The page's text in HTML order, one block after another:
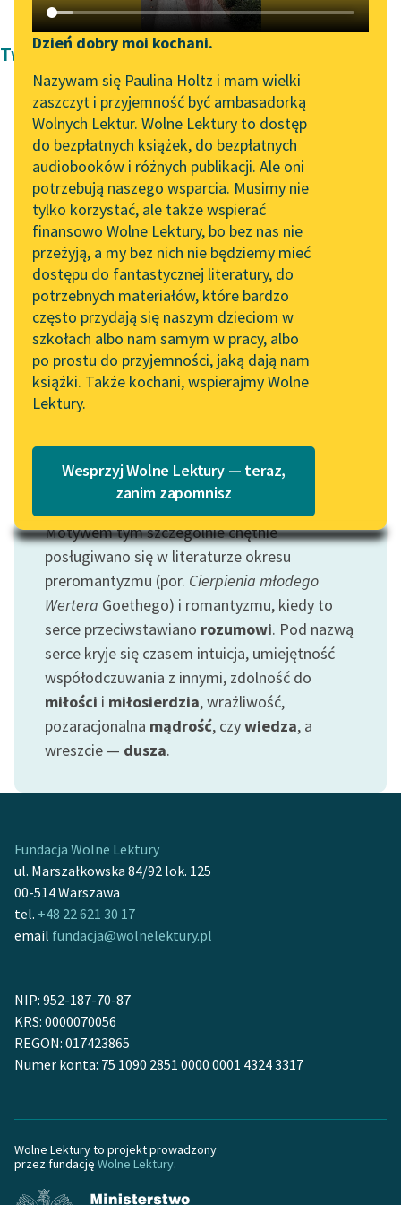
Katalog DAISY
Podkasty o książkach
Zgłoś brak utworu
Aktualności
„Prokurator Alicja Horn”
do słuchania
Byliśmy częścią AI Impact
Lab
Zapraszamy na spotkanie
online z tłumaczkami
literatury skandynawskiej
Spotkanie z Katarzyną
Tunkiel w Oslo
102. lata temu zmarł
Joseph Conrad
Lektury szkolne i klasyka
literatury do słuchania dla
uczennic i uczniów z
niepełnosprawnościami
E-kolekcja lektur
szkolnych i literatury do
słuchania dla uczennic i
uczniów z
niepełnosprawnościami
Feministyczne inspiracje.
Popularyzacja
skandynawskiej literatury
Kolekcje edukacyjne
twórców przechodzących
do domeny publicznej,
lektur szkolnych oraz
Starego Testamentu
Szkoła Poezji Wolnych
Lektur
Narzędzia
Mapa Wolnych Lektur
Leśmianator
Przewodnik dla piszących i
czytających
API
OAI-PMH
Widget Wolnych Lektur
Przypisy
Katalog w formacie PDF
O nas
O projekcie
Zespół
Dzień dobry moi kochani.
Nazywam się Paulina Holtz i mam wielki
zaszczyt i przyjemność być ambasadorką
Wolnych Lektur. Wolne Lektury to dostęp
do bezpłatnych książek, do bezpłatnych
audiobooków i różnych publikacji. Ale oni
potrzebują naszego wsparcia. Musimy nie
tylko korzystać, ale także wspierać
finansowo Wolne Lektury, bo bez nas nie
przeżyją, a my bez nich nie będziemy mieć
dostępu do fantastycznej literatury, do
potrzebnych materiałów, które bardzo
często przydają się naszym dzieciom w
szkołach albo nam samym w pracy, albo
po prostu do przyjemności, jaką dają nam
książki. Także kochani, wspierajmy Wolne
Lektury.
Wesprzyj Wolne Lektury — teraz,
zanim zapomnisz
Twórczość Aleksandra Kasprzak i Lula Sarnia
Mira Król
.Kambium.
pod koniec września
majstrowali w moim
sercu
nie pierwszy raz
rozbieramy to mięsko
dobieramy się...
Czytaj więcej
Motyw: Serce
Motywem tym szczególnie chętnie
posługiwano się w literaturze okresu
preromantyzmu (por. Cierpienia młodego
Wertera Goethego) i romantyzmu, kiedy to
serce przeciwstawiano rozumowi. Pod nazwą
serce kryje się czasem intuicja, umiejętność
współodczuwania z innymi, zdolność do
miłości i miłosierdzia, wrażliwość,
pozaracjonalna mądrość, czywiedza, a
wreszcie — dusza.
Fundacja Wolne Lektury
ul. Marszałkowska 84/92 lok. 125
00-514 Warszawa
tel. +48 22 621 30 17
email fundacja@wolnelektury.pl
NIP: 952-187-70-87
KRS: 0000070056
REGON: 017423865
Numer konta: 75 1090 2851 0000 0001 4324 3317
Wolne Lektury to projekt prowadzony
przez fundację Wolne Lektury.